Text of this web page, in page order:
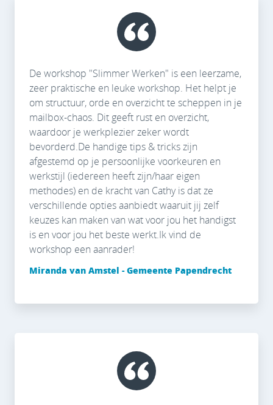
De workshop "Slimmer Werken" is een leerzame,
zeer praktische en leuke workshop. Het helpt je
om structuur, orde en overzicht te scheppen in je
mailbox-chaos. Dit geeft rust en overzicht,
waardoor je werkplezier zeker wordt
bevorderd.De handige tips & tricks zijn
afgestemd op je persoonlijke voorkeuren en
werkstijl (iedereen heeft zijn/haar eigen
methodes) en de kracht van Cathy is dat ze
verschillende opties aanbiedt waaruit jij zelf
keuzes kan maken van wat voor jou het handigst
is en voor jou het beste werkt.Ik vind de
workshop een aanrader!
Miranda van Amstel - Gemeente Papendrecht